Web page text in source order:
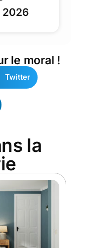
2026
le moral !
Twitter
la